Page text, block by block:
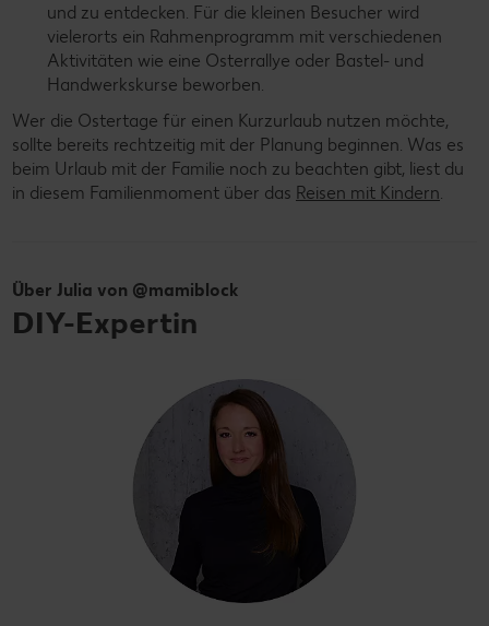
und zu entdecken. Für die kleinen Besucher wird
vielerorts ein Rahmenprogramm mit verschiedenen
Aktivitäten wie eine Osterrallye oder Bastel- und
Handwerkskurse beworben.
Wer die Ostertage für einen Kurzurlaub nutzen möchte,
sollte bereits rechtzeitig mit der Planung beginnen. Was es
beim Urlaub mit der Familie noch zu beachten gibt, liest du
in diesem Familienmoment über das Reisen mit Kindern.
Über Julia von @mamiblock
DIY-Expertin